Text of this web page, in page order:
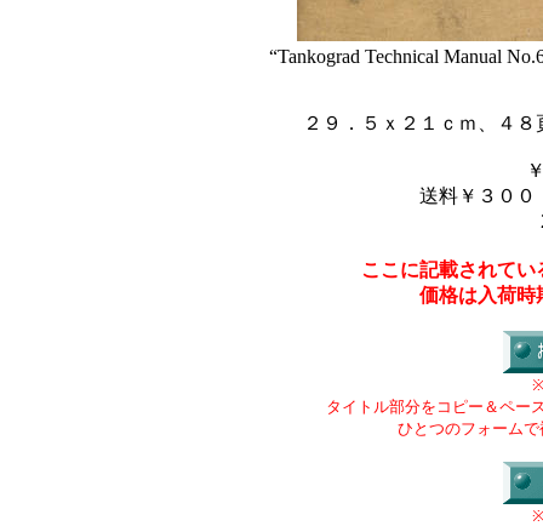
“Tankograd Technical Manual
２９．５ｘ２１ｃｍ、４
送料￥３００
ここに記載されて
価格は入荷時
タイトル部分をコピー＆ペー
ひとつのフォーム